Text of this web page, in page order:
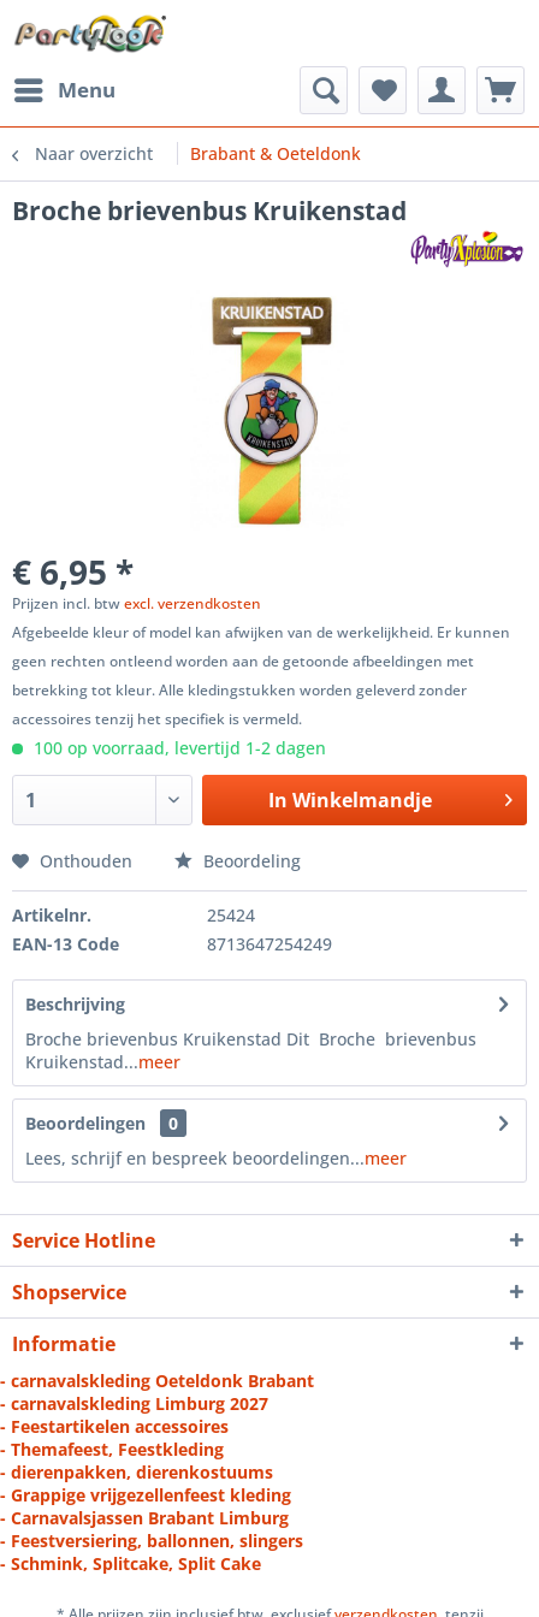
Menu
Naar overzicht Brabant & Oeteldonk
Broche brievenbus Kruikenstad
€ 6,95 *
Prijzen incl. btwexcl. verzendkosten
Afgebeelde kleur of model kan afwijken van de werkelijkheid. Er kunnen
geen rechten ontleend worden aan de getoonde afbeeldingen met
betrekking tot kleur. Alle kledingstukken worden geleverd zonder
accessoires tenzij het specifiek is vermeld.
100 op voorraad, levertijd 1-2 dagen
In Winkelmandje
Onthouden Beoordeling
Artikelnr.
25424
EAN-13 Code
8713647254249
Beschrijving
Broche brievenbus Kruikenstad Dit Broche brievenbus
Kruikenstad...meer
Beoordelingen
0
Lees, schrijf en bespreek beoordelingen...meer
Service Hotline
Shopservice
Informatie
- carnavalskleding Oeteldonk Brabant
- carnavalskleding Limburg 2027
- Feestartikelen accessoires
- Themafeest, Feestkleding
- dierenpakken, dierenkostuums
- Grappige vrijgezellenfeest kleding
- Carnavalsjassen Brabant Limburg
- Feestversiering, ballonnen, slingers
- Schmink, Splitcake, Split Cake